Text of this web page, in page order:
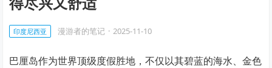
印度尼西亚 漫游者的笔记 · 2025-11-10
巴厘岛作为世界顶级度假胜地，不仅以其碧蓝的海水、金色